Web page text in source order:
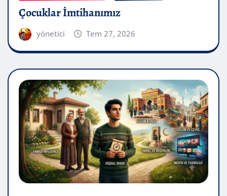
Çocuklar İmtihanımız
yönetici Tem 27, 2026